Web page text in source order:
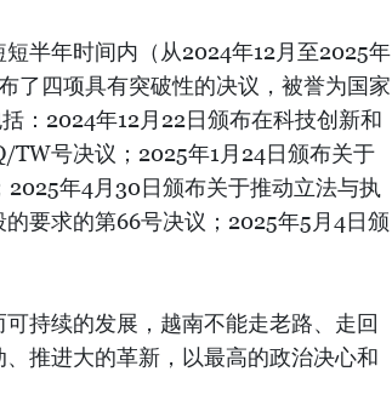
半年时间内（从2024年12月至2025年
了四项具有突破性的决议，被誉为国家
：2024年12月22日颁布在科技创新和
TW号决议；2025年1月24日颁布关于
年4月30日颁布关于推动立法与执
要求的第66号决议；2025年5月4日颁
持续的发展，越南不能走老路、走回
推进大的革新，以最高的政治决心和